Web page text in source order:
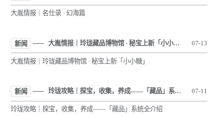
大胤情报｜名仕录 · 幻海篇
新闻 07-13
大胤情报｜玲珑藏品博物馆 · 秘宝上新「小小糖」
大胤情报｜玲珑藏品博物馆 · 秘宝上新「小小糖」
新闻 07-11
玲珑攻略｜探宝，收集，养成——「藏品」系统全介绍
玲珑攻略｜探宝，收集，养成——「藏品」系统全介绍